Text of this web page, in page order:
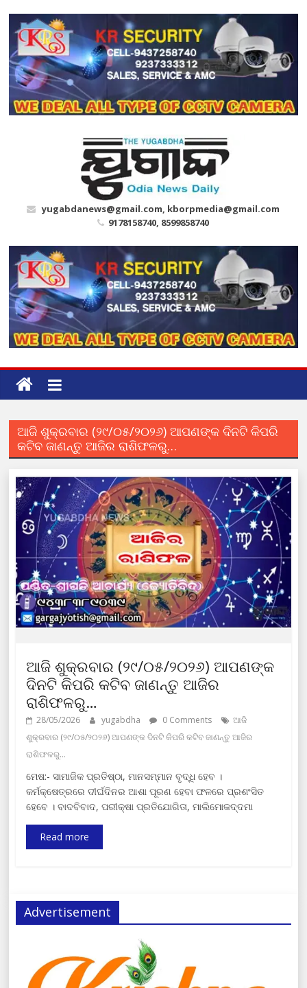
content
yugabdanews@gmail.com, kborpmedia@gmail.com
9178158740, 8599858740
ଆଜି ଶୁକ୍ରବାର (୨୯/୦୫/୨୦୨୬) ଆପଣଙ୍କ ଦିନଟି କିପରି
କଟିବ ଜାଣନ୍ତୁ ଆଜିର ରାଶିଫଳରୁ…
ଆଜି ଶୁକ୍ରବାର (୨୯/୦୫/୨୦୨୬) ଆପଣଙ୍କ
ଦିନଟି କିପରି କଟିବ ଜାଣନ୍ତୁ ଆଜିର
ରାଶିଫଳରୁ…
28/05/2026 yugabdha 0 Comments
ଆଜି
ଶୁକ୍ରବାର (୨୯/୦୫/୨୦୨୬) ଆପଣଙ୍କ ଦିନଟି କିପରି କଟିବ ଜାଣନ୍ତୁ ଆଜିର
ରାଶିଫଳରୁ…
ମେଷ:- ସାମାଜିକ ପ୍ରତିଷ୍ଠା, ମାନସମ୍ମାନ ବୃଦ୍ଧି ହେବ ।
କର୍ମକ୍ଷେତ୍ରରେ ଦୀର୍ଘଦିନର ଆଶା ପୂରଣ ହେବା ଫଳରେ ପ୍ରଶଂସିତ
ହେବେ । ବାଦବିବାଦ, ପରୀକ୍ଷା ପ୍ରତିଯୋଗିତା, ମାଲିମୋକଦ୍ଦମା
Read more
Advertisement